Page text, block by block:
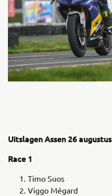
Uitslagen Assen 26 augustus
Race 1
Timo Suos
Viggo Mégard